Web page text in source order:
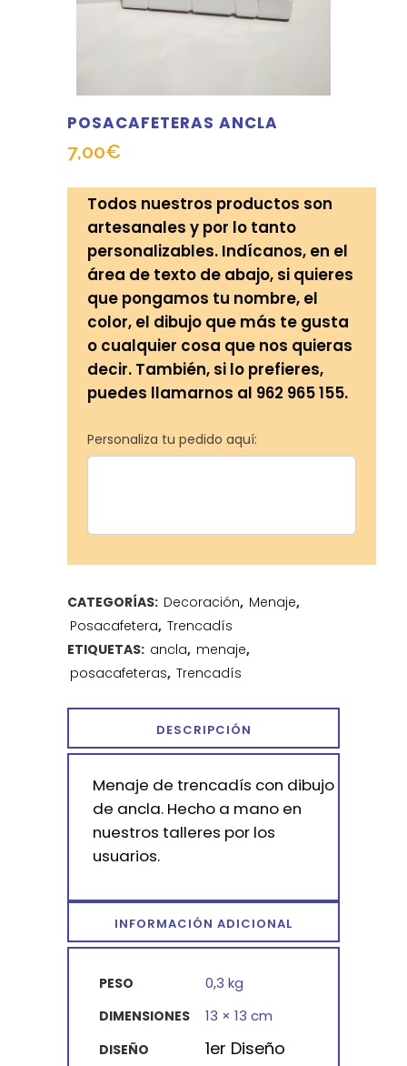
POSACAFETERAS ANCLA
7,00€
Todos nuestros productos son
artesanales y por lo tanto
personalizables. Indícanos, en el
área de texto de abajo, si quieres
que pongamos tu nombre, el
color, el dibujo que más te gusta
o cualquier cosa que nos quieras
decir. También, si lo prefieres,
puedes llamarnos al 962 965 155.
Personaliza tu pedido aquí:
CATEGORÍAS: Decoración, Menaje,
Posacafetera, Trencadís
ETIQUETAS: ancla, menaje,
posacafeteras, Trencadís
DESCRIPCIÓN
Menaje de trencadís con dibujo
de ancla. Hecho a mano en
nuestros talleres por los
usuarios.
INFORMACIÓN ADICIONAL
PESO 0,3 kg
DIMENSIONES 13 × 13 cm
DISEÑO 1er Diseño